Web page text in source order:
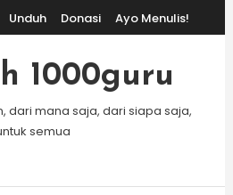
Unduh Donasi Ayo Menulis!
1000guru
dari mana saja, dari siapa saja,
semua